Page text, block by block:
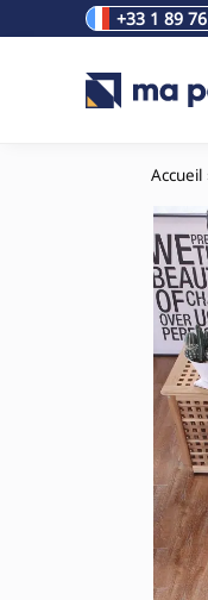
+33 1 89
Rechercher
Accueil